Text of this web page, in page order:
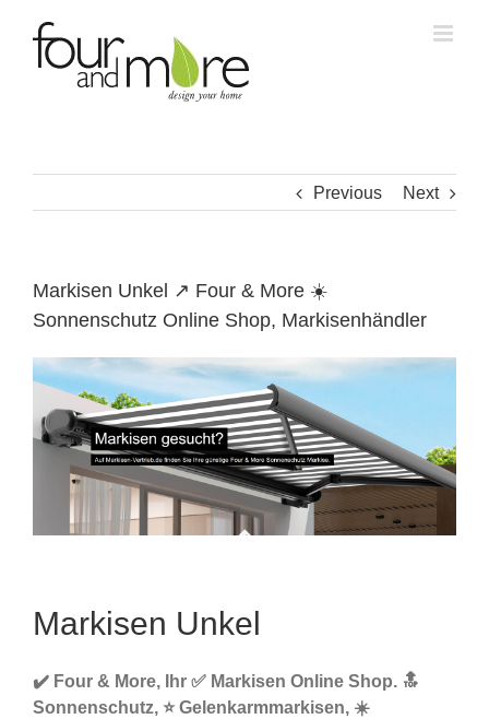
content
Previous Next
Markisen Unkel ↗️ Four & More ☀️
Sonnenschutz Online Shop, Markisenhändler
Markisen Unkel
✔️ Four & More, Ihr ✅ Markisen Online Shop. 🔝
Sonnenschutz, ⭐ Gelenkarmmarkisen, ☀️